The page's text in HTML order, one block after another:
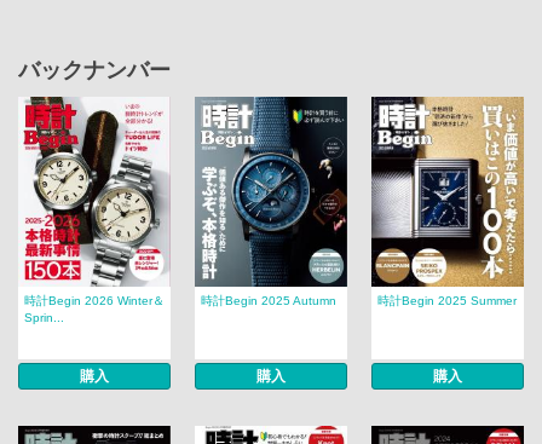
バックナンバー
時計Begin 2026 Winter＆
Sprin...
購入
時計Begin 2025 Autumn
購入
時計Begin 2025 Summer
購入